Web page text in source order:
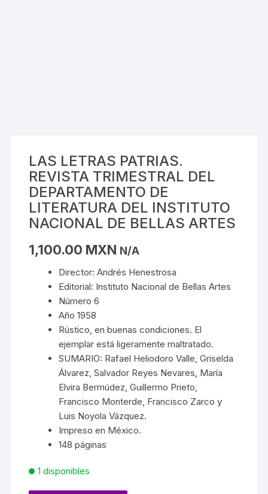
LAS LETRAS PATRIAS.
REVISTA TRIMESTRAL DEL
DEPARTAMENTO DE
LITERATURA DEL INSTITUTO
NACIONAL DE BELLAS ARTES
1,100.00 MXN N/A
Director: Andrés Henestrosa
Editorial: Instituto Nacional de Bellas Artes
Número 6
Año 1958
Rústico, en buenas condiciones. El
ejemplar está ligeramente maltratado.
SUMARIO: Rafael Heliodoro Valle, Griselda
Álvarez, Salvador Reyes Nevares, María
Elvira Bermúdez, Guillermo Prieto,
Francisco Monterde, Francisco Zarco y
Luis Noyola Vázquez.
Impreso en México.
148 páginas
1 disponibles